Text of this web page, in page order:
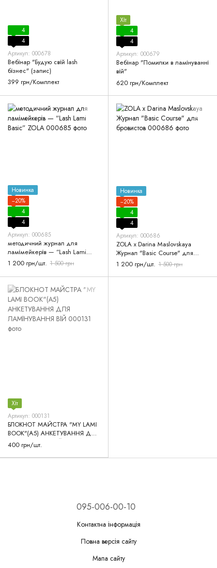
4
4
Артикул: 000678
Вебінар "Будую свій lash
бізнес" (запис)
399 грн/Комплект
Хіт
4
4
Артикул: 000679
Вебінар "Помилки в ламінуванні
вій"
620 грн/Комплект
Новинка
−20%
4
4
Артикул: 000685
методичний журнал для
ламімейкерів — “Lash Lami
Basic” ZOLA
1 200 грн/шт. 1 500 грн
Новинка
−20%
4
4
Артикул: 000686
ZOLA x Darina Maslovskaya
Журнал "Basic Course" для
бровистов
1 200 грн/шт. 1 500 грн
Хіт
Артикул: 000131
БЛОКНОТ МАЙСТРА "MY LAMI
BOOK"(А5) АНКЕТУВАННЯ ДЛЯ
ЛАМІНУВАННЯ ВІЙ
400 грн/шт.
095-006-00-10
Контактна інформація
Повна версія сайту
Мапа сайту